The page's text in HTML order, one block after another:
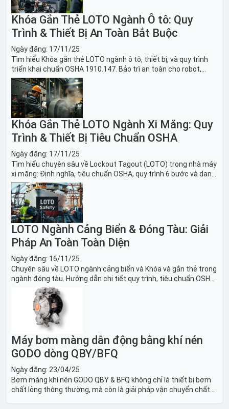
Khóa Gắn Thẻ LOTO Ngành Ô tô: Quy
Trình & Thiết Bị An Toàn Bắt Buộc
Ngày đăng: 17/11/25
Tìm hiểu Khóa gắn thẻ LOTO ngành ô tô, thiết bị, và quy trình
triển khai chuẩn OSHA 1910.147. Bảo trì an toàn cho robot,
băng tải sản xuất ô tô và dây chuyền lắp ráp xe hơi.
Khóa Gắn Thẻ LOTO Ngành Xi Măng: Quy
Trình & Thiết Bị Tiêu Chuẩn OSHA
Ngày đăng: 17/11/25
Tìm hiểu chuyên sâu về Lockout Tagout (LOTO) trong nhà máy
xi măng: Định nghĩa, tiêu chuẩn OSHA, quy trình 6 bước và danh
sách thiết bị LOTO thiết yếu. Giải pháp bảo trì lò nung, máy
nghiền an toàn.
LOTO Ngành Cảng Biển & Đóng Tàu: Giải
Pháp An Toàn Toàn Diện
Ngày đăng: 16/11/25
Chuyên sâu về LOTO ngành cảng biển và Khóa và gắn thẻ trong
ngành đóng tàu. Hướng dẫn chi tiết quy trình, tiêu chuẩn OSHA,
thiết bị và Giải pháp LOTO trong công nghiệp đóng tàu toàn
Máy bơm màng dẫn động bằng khí nén
GODO dòng QBY/BFQ
Ngày đăng: 23/04/25
Bơm màng khí nén GODO QBY & BFQ không chỉ là thiết bị bơm
chất lỏng thông thường, mà còn là giải pháp vận chuyển chất